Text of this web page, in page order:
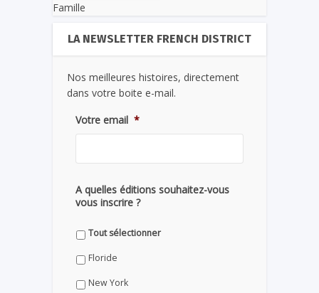
Famille
LA NEWSLETTER FRENCH DISTRICT
Nos meilleures histoires, directement
dans votre boite e-mail.
Votre email *
A quelles éditions souhaitez-vous
vous inscrire ?
Tout sélectionner
Floride
New York